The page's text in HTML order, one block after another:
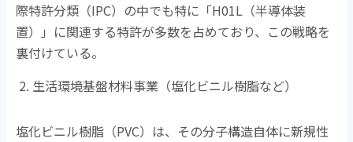
際特許分類（IPC）の中でも特に「H01L （半導体装
置）」に関連する特許が多数を占めており、この戦略を
裏付けている。
生活環境基盤材料事業（塩化ビニル樹脂など）
塩化ビニル樹脂（PVC）は、その分子構造自体に新規性